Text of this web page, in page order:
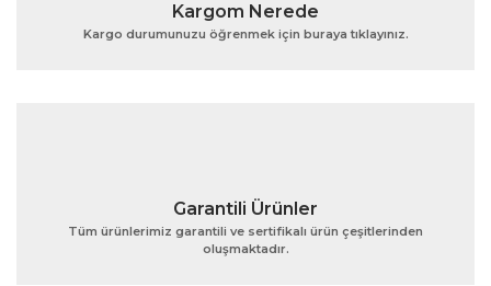
Ürün açıklamasında eksik bilgiler bulunuyor.
Gönder
Kargom Nerede
Kargo durumunuzu öğrenmek için buraya tıklayınız.
Garantili Ürünler
Tüm ürünlerimiz garantili ve sertifikalı ürün çeşitlerinden
oluşmaktadır.